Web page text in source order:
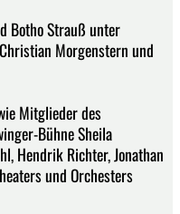
Botho Strauß unter
Morgenstern und
Mitglieder des
Bühne Sheila
Hendrik Richter, Jonathan
und Orchesters